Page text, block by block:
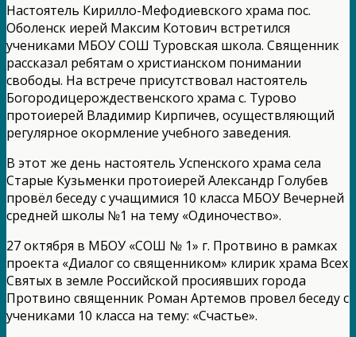
Настоятель Кирилло-Мефодиевского храма пос.
Оболенск иерей Максим Котович встретился
учениками МБОУ СОШ Туровская школа. Священник
рассказал ребятам о христианском понимании
свободы. На встрече присутствовал настоятель
Богородицерождественского храма с. Турово
протоиерей Владимир Кирпичев, осуществляющий
регулярное окормление учебного заведения.
В этот же день настоятель Успенского храма села
Старые Кузьменки протоиерей Александр Голубев
провёл беседу с учащимися 10 класса МБОУ Вечерней
средней школы №1 на тему «Одиночество».
27 октября в МБОУ «СОШ № 1» г. Протвино в рамках
проекта «Диалог со священником» клирик храма Всех
Святых в земле Российской просиявших города
Протвино священник Роман Артемов провел беседу с
учениками 10 класса на тему: «Счастье».